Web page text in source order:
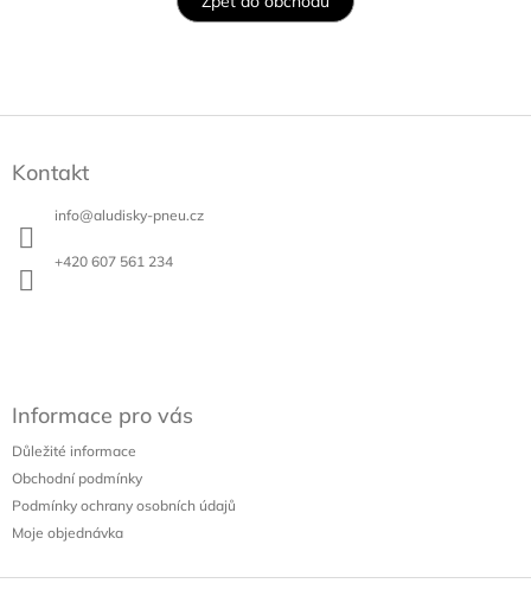
Kontakt
info@aludisky-pneu.cz
+420 607 561 234
Informace pro vás
Důležité informace
Obchodní podmínky
Podmínky ochrany osobních údajů
Moje objednávka